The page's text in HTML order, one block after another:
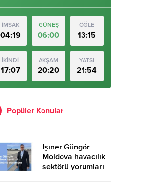
İMSAK
04:19
GÜNEŞ
06:00
ÖĞLE
13:15
İKİNDİ
17:07
AKŞAM
20:20
YATSI
21:54
Popüler Konular
Işıner Güngör
Moldova havacılık
sektörü yorumları